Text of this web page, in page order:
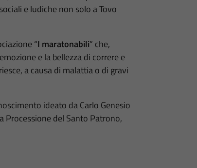
e ludiche non solo a Tovo
“I maratonabili” che,
e la bellezza di correre e
a causa di malattia o di gravi
ideato da Carlo Genesio
Processione del Santo Patrono,